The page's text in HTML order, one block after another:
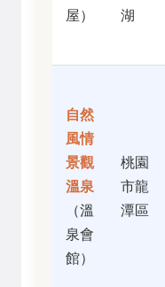
屋）
湖
自然
風情
景觀
溫泉
（溫
泉會
館）
桃園
市龍
潭區